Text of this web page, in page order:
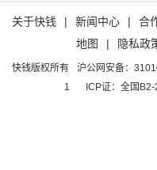
关于快钱 | 新闻中心 | 合
地图
| 隐私政
快钱版权所有 沪公网安备：
1
ICP证：全国